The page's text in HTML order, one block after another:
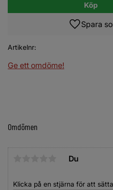
Köp
Artikelnr
Ge ett omdöme!
Omdömen
Du
Klicka på en stjärna för att